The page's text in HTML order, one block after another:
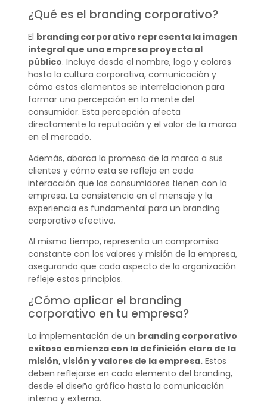
¿Qué es el branding corporativo?
El branding corporativo representa la imagen
integral que una empresa proyecta al
público. Incluye desde el nombre, logo y colores
hasta la cultura corporativa, comunicación y
cómo estos elementos se interrelacionan para
formar una percepción en la mente del
consumidor. Esta percepción afecta
directamente la reputación y el valor de la marca
en el mercado.
Además, abarca la promesa de la marca a sus
clientes y cómo esta se refleja en cada
interacción que los consumidores tienen con la
empresa. La consistencia en el mensaje y la
experiencia es fundamental para un branding
corporativo efectivo.
Al mismo tiempo, representa un compromiso
constante con los valores y misión de la empresa,
asegurando que cada aspecto de la organización
refleje estos principios.
¿Cómo aplicar el branding
corporativo en tu empresa?
La implementación de un branding corporativo
exitoso comienza con la definición clara de la
misión, visión y valores de la empresa.Estos
deben reflejarse en cada elemento del branding,
desde el diseño gráfico hasta la comunicación
interna y externa.